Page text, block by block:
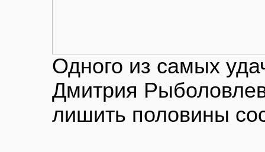
Одного из самых
Дмитрия
лишить половины